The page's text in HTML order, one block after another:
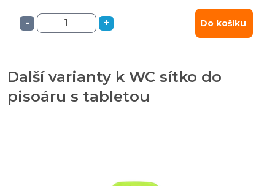
- + Do košíku
Další varianty k WC sítko do
pisoáru s tabletou